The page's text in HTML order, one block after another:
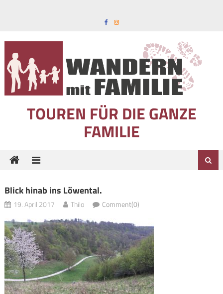
TOUREN FÜR DIE GANZE
FAMILIE
Blick hinab ins Löwental.
19. April 2017 Thilo Comment(0)